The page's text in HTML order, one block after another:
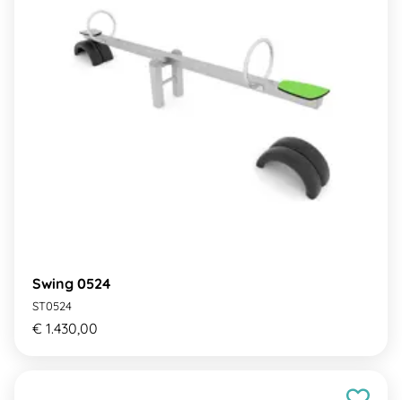
Swing 0524
ST0524
€ 1.430,00